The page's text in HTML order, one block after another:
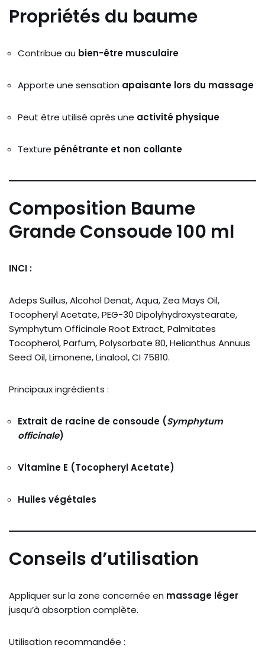
Propriétés du baume
Contribue au bien-être musculaire
Apporte une sensation apaisante lors du massage
Peut être utilisé après une activité physique
Texture pénétrante et non collante
Composition Baume
Grande Consoude 100 ml
INCI :
Adeps Suillus,AlcoholDenat,Aqua, Zea Mays Oil,
TocopherylAcetate,PEG-30 Dipolyhydroxystearate,
Symphytum Officinale Root Extract,Palmitates
Tocopherol,Parfum,Polysorbate 80,Helianthus Annuus
Seed Oil,Limonene,Linalool,CI 75810.
Principauxingrédients :
Extrait de racine de consoude (Symphytum
officinale)
Vitamine E (TocopherylAcetate)
Huiles végétales
Conseils d’utilisation
Appliquersurla zone concernée en massage léger
jusqu’à absorption complète.
Utilisation recommandée :